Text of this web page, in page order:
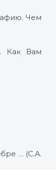
Чем
Как Вам
… (С.А.